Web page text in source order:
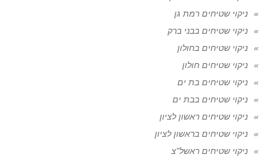
ניקוי שטיחים רמת גן
ניקוי שטיחים בבני ברק
ניקוי שטיחים בחולון
ניקוי שטיחים חולון
ניקוי שטיחים בת ים
ניקוי שטיחים בבת ים
ניקוי שטיחים ראשון לציון
ניקוי שטיחים בראשון לציון
ניקוי שטיחים ראשל"צ